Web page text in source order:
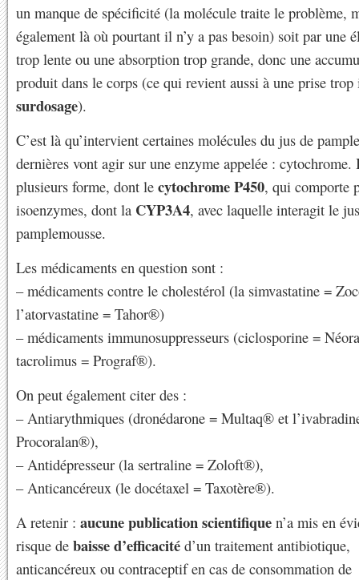
un manque de spécificité (la molécule traite le problème,
également là où pourtant il n’y a pas besoin) soit par une
trop lente ou une absorption trop grande, donc une
produit dans le corps (ce qui revient aussi à une prise
surdosage).
C’est là qu’intervient certaines molécules du jus de
dernières vont agir sur une enzyme appelée : cytochrome.
plusieurs forme, dont le cytochrome P450, qui comporte
isoenzymes, dont la CYP3A4, avec laquelle interagit le
pamplemousse.
Les médicaments en question sont :
– médicaments contre le cholestérol (la simvastatine =
l’atorvastatine = Tahor®)
– médicaments immunosuppresseurs (ciclosporine =
tacrolimus = Prograf®).
On peut également citer des :
– Antiarythmiques (dronédarone = Multaq® et
Procoralan®),
– Antidépresseur (la sertraline = Zoloft®),
– Anticancéreux (le docétaxel = Taxotère®).
A retenir : aucune publication scientifique n’a mis en
risque de baisse d’efficacité d’un traitement antibiotique,
anticancéreux ou contraceptif en cas de consommation de